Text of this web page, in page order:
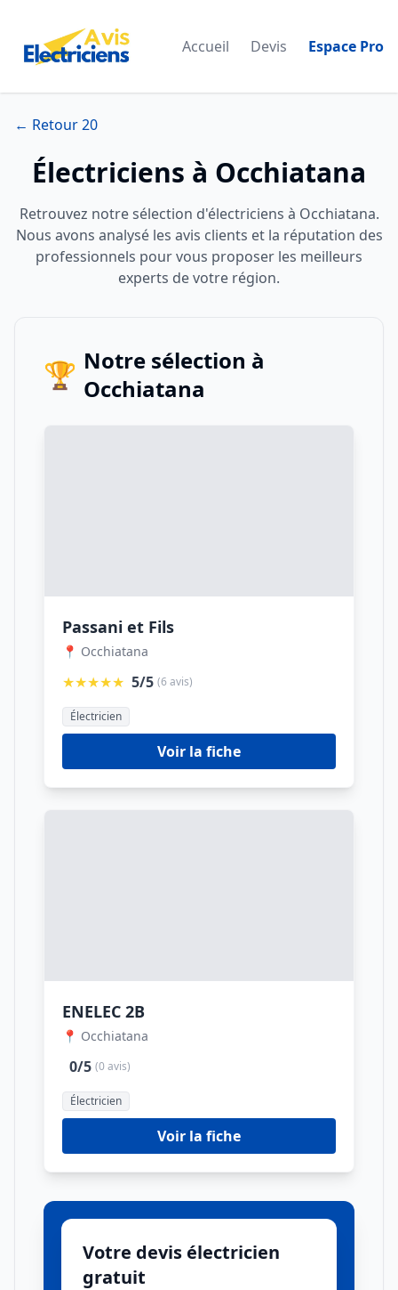
Accueil Devis Espace Pro
← Retour 20
Électriciens à Occhiatana
Retrouvez notre sélection d'électriciens à Occhiatana.
Nous avons analysé les avis clients et la réputation des
professionnels pour vous proposer les meilleurs
experts de votre région.
🏆 Notre sélection à
Occhiatana
Passani et Fils
📍 Occhiatana
★★★★★ 5/5 (6 avis)
Électricien
Voir la fiche
ENELEC 2B
📍 Occhiatana
0/5 (0 avis)
Électricien
Voir la fiche
Votre devis électricien
gratuit